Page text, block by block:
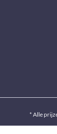
* Alle